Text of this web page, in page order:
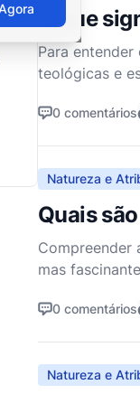
O que
Para
teológicas e
0 comentários
Natureza e
Quais
Compreender
mas
0 comentários
Natureza e